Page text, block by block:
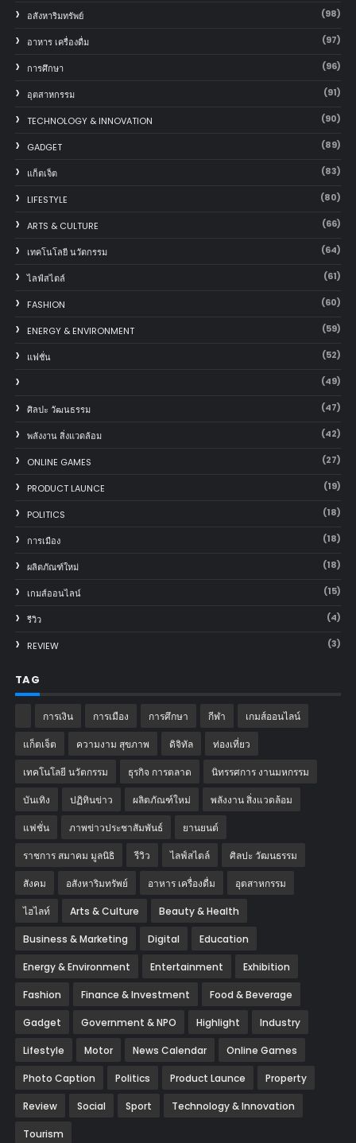
อสังหาริมทรัพย์ (98)
อาหาร เครื่องดื่ม (97)
การศึกษา (96)
อุตสาหกรรม (91)
TECHNOLOGY & INNOVATION (90)
GADGET (89)
แก็ตเจ็ต (83)
LIFESTYLE (80)
ARTS & CULTURE (66)
เทคโนโลยี นวัตกรรม (64)
ไลฟ์สไตล์ (61)
FASHION (60)
ENERGY & ENVIRONMENT (59)
แฟชั่น (52)
(49)
ศิลปะ วัฒนธรรม (47)
พลังงาน สิ่งแวดล้อม (42)
ONLINE GAMES (27)
PRODUCT LAUNCE (19)
POLITICS (18)
การเมือง (18)
ผลิตภัณฑ์ใหม่ (18)
เกมส์ออนไลน์ (15)
รีวิว (4)
REVIEW (3)
TAG
การเงิน การเมือง การศึกษา กีฬา เกมส์ออนไลน์
แก็ตเจ็ต ความงาม สุขภาพ ดิจิทัล ท่องเที่ยว
เทคโนโลยี นวัตกรรม ธุรกิจ การตลาด นิทรรศการ งานมหกรรม
บันเทิง ปฏิทินข่าว ผลิตภัณฑ์ใหม่ พลังงาน สิ่งแวดล้อม
แฟชั่น ภาพข่าวประชาสัมพันธ์ ‎ยานยนต์‎
ราชการ สมาคม มูลนิธิ รีวิว ไลฟ์สไตล์ ศิลปะ วัฒนธรรม
สังคม อสังหาริมทรัพย์ อาหาร เครื่องดื่ม อุตสาหกรรม
ไฮไลท์ Arts & Culture Beauty & Health
Business & Marketing Digital Education
Energy & Environment Entertainment Exhibition
Fashion Finance & Investment Food & Beverage
Gadget Government & NPO Highlight Industry
Lifestyle Motor News Calendar Online Games
Photo Caption Politics Product Launce Property
Review Social Sport Technology & Innovation
Tourism